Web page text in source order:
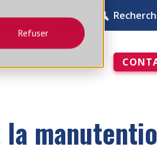
Refuser
T11
ENSEMBLE DE
T51